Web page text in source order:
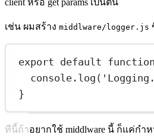
client หรือ get params เป็นต้น
เช่น ผมสร้าง middlware/logger.js
export default function
console. log (
}
ทีนี้ถ้าอยากใช้ middlware นี้ ก็แค่กำ